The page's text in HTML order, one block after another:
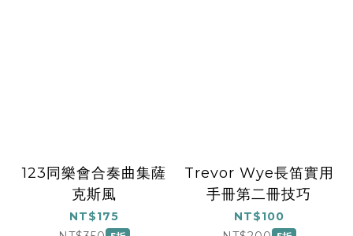
123同樂會合奏曲集薩
克斯風
NT$175
Trevor Wye長笛實用
手冊第二冊技巧
NT$100